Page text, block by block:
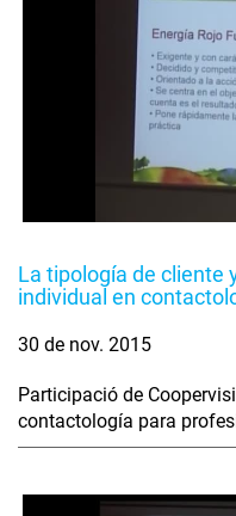
La tipología de cliente
individual en
30 de nov. 2015
Participació de
contactología para